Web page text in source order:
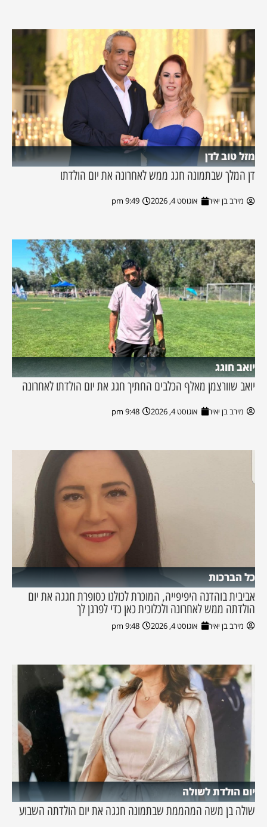
מזל טוב לדן
דן המלך שבתמונה חגג ממש לאחרונה את יום הולדתו
מירב בן יאיר אוגוסט 4, 2026 9:49 pm
יואב חוגג
יואב שוורצמן מאלף הכלבים החתיך חגג את יום הולדתו לאחרונה
מירב בן יאיר אוגוסט 4, 2026 9:48 pm
כל הברכות
אביבית בוהדנה היפיפייה, המוכרת לכולנו כסופרת חגגה את יום
הולדתה ממש לאחרונה ולכלוכית כאן כדי לפרגן לך
מירב בן יאיר אוגוסט 4, 2026 9:48 pm
יום הולדת לשולה
שולה בן משה המהממת שבתמונה חגגה את יום הולדתה השבוע